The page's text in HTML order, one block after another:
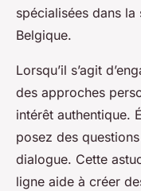
spécialisées dans
Belgique.
Lorsqu’il s’agit
des approches
intérêt authentique.
posez des
dialogue. Cette
ligne aide à créer